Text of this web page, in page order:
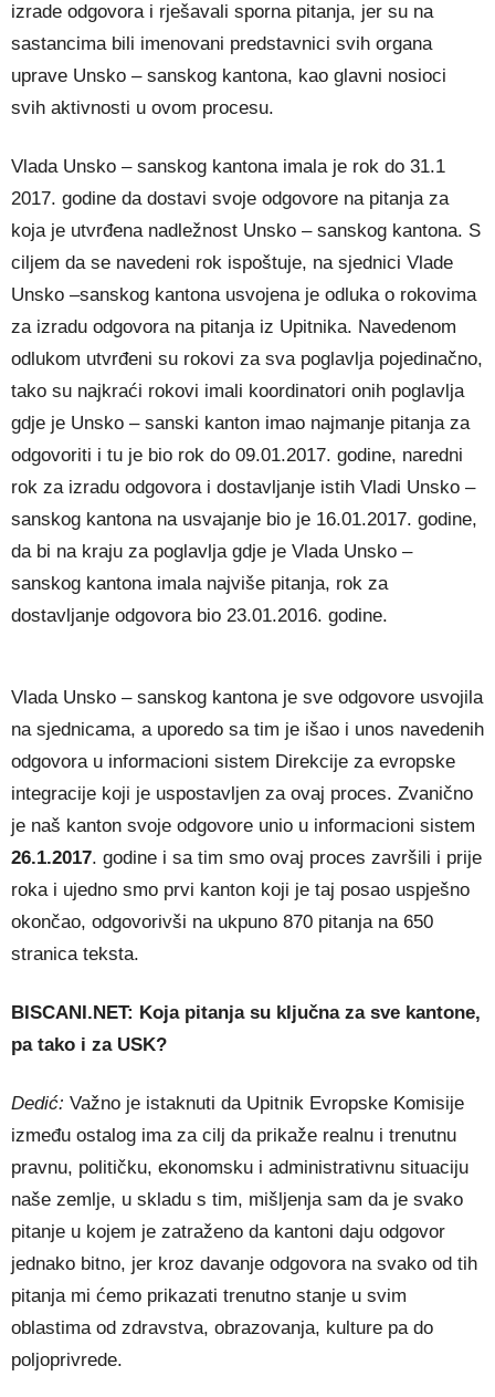
izrade odgovora i rješavali sporna pitanja, jer su na
sastancima bili imenovani predstavnici svih organa
uprave Unsko – sanskog kantona, kao glavni nosioci
svih aktivnosti u ovom procesu.
Vlada Unsko – sanskog kantona imala je rok do 31.1
2017. godine da dostavi svoje odgovore na pitanja za
koja je utvrđena nadležnost Unsko – sanskog kantona. S
ciljem da se navedeni rok ispoštuje, na sjednici Vlade
Unsko –sanskog kantona usvojena je odluka o rokovima
za izradu odgovora na pitanja iz Upitnika. Navedenom
odlukom utvrđeni su rokovi za sva poglavlja pojedinačno,
tako su najkraći rokovi imali koordinatori onih poglavlja
gdje je Unsko – sanski kanton imao najmanje pitanja za
odgovoriti i tu je bio rok do 09.01.2017. godine, naredni
rok za izradu odgovora i dostavljanje istih Vladi Unsko –
sanskog kantona na usvajanje bio je 16.01.2017. godine,
da bi na kraju za poglavlja gdje je Vlada Unsko –
sanskog kantona imala najviše pitanja, rok za
dostavljanje odgovora bio 23.01.2016. godine.
Vlada Unsko – sanskog kantona je sve odgovore usvojila
na sjednicama, a uporedo sa tim je išao i unos navedenih
odgovora u informacioni sistem Direkcije za evropske
integracije koji je uspostavljen za ovaj proces. Zvanično
je naš kanton svoje odgovore unio u informacioni sistem
26.1.2017. godine i sa tim smo ovaj proces završili i prije
roka i ujedno smo prvi kanton koji je taj posao uspješno
okončao, odgovorivši na ukpuno 870 pitanja na 650
stranica teksta.
BISCANI.NET: Koja pitanja su ključna za sve kantone,
pa tako i za USK?
Dedić: Važno je istaknuti da Upitnik Evropske Komisije
između ostalog ima za cilj da prikaže realnu i trenutnu
pravnu, političku, ekonomsku i administrativnu situaciju
naše zemlje, u skladu s tim, mišljenja sam da je svako
pitanje u kojem je zatraženo da kantoni daju odgovor
jednako bitno, jer kroz davanje odgovora na svako od tih
pitanja mi ćemo prikazati trenutno stanje u svim
oblastima od zdravstva, obrazovanja, kulture pa do
poljoprivrede.